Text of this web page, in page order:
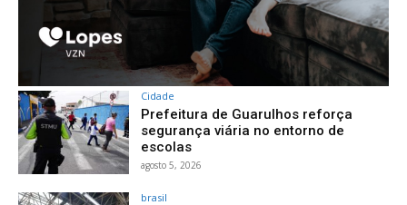
Cidade
Prefeitura de Guarulhos reforça
segurança viária no entorno de
escolas
agosto 5, 2026
brasil